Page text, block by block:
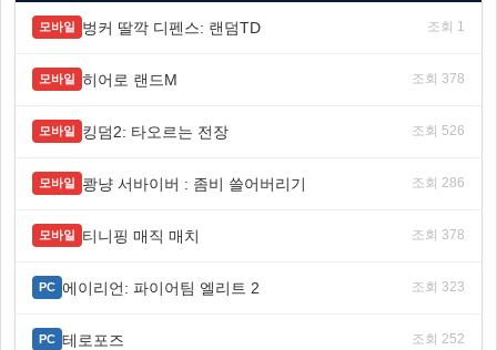
모바일 벙커 딸깍 디펜스: 랜덤TD 조회 1
모바일 히어로 랜드M 조회 378
모바일 킹덤2: 타오르는 전장 조회 526
모바일 쾅냥 서바이버 : 좀비 쓸어버리기 조회 286
모바일 티니핑 매직 매치 조회 378
PC 에이리언: 파이어팀 엘리트 2 조회 323
PC 테로포즈 조회 252